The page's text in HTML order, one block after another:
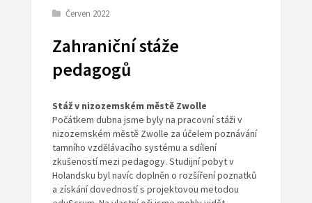
Červen 2022
Zahraniční stáže
pedagogů
Stáž v nizozemském městě Zwolle
Počátkem dubna jsme byly na pracovní stáži v
nizozemském městě Zwolle za účelem poznávání
tamního vzdělávacího systému a sdílení
zkušeností mezi pedagogy. Studijní pobyt v
Holandsku byl navíc doplněn o rozšíření poznatků
a získání dovedností s projektovou metodou